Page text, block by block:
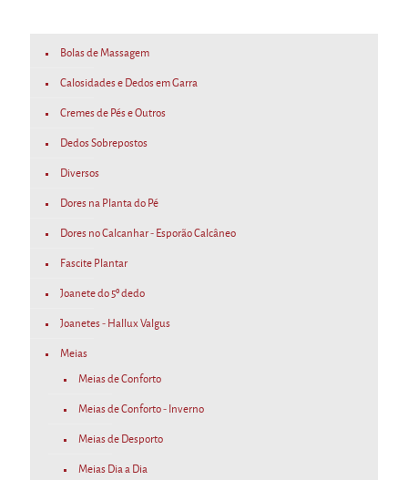
Bolas de Massagem
Calosidades e Dedos em Garra
Cremes de Pés e Outros
Dedos Sobrepostos
Diversos
Dores na Planta do Pé
Dores no Calcanhar - Esporão Calcâneo
Fascite Plantar
Joanete do 5º dedo
Joanetes - Hallux Valgus
Meias
Meias de Conforto
Meias de Conforto - Inverno
Meias de Desporto
Meias Dia a Dia